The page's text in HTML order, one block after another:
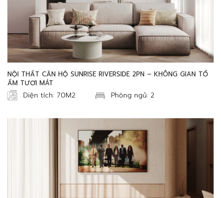
NỘI THẤT CĂN HỘ SUNRISE RIVERSIDE 2PN – KHÔNG GIAN TỔ
ẤM TƯƠI MÁT
Diện tích: 70M2 Phòng ngủ: 2